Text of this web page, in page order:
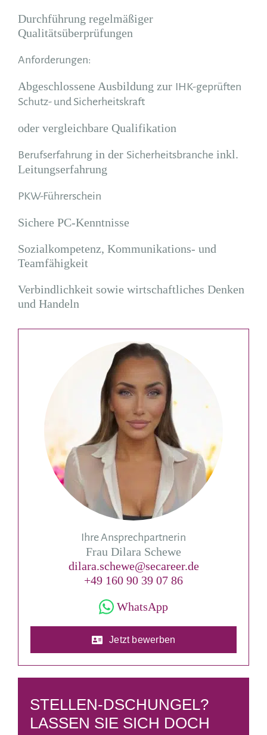
Durchführung regelmäßiger
Qualitätsüberprüfungen
Anforderungen:
Abgeschlossene Ausbildung zur IHK-geprüften
Schutz- und Sicherheitskraft
oder vergleichbare Qualifikation
Berufserfahrung in der Sicherheitsbranche inkl.
Leitungserfahrung
PKW-Führerschein
Sichere PC-Kenntnisse
Sozialkompetenz, Kommunikations- und
Teamfähigkeit
Verbindlichkeit sowie wirtschaftliches Denken
und Handeln
Ihre Ansprechpartnerin
Frau Dilara Schewe
dilara.schewe@secareer.de
+49 160 90 39 07 86
WhatsApp
Jetzt bewerben
STELLEN-DSCHUNGEL?
LASSEN SIE SICH DOCH